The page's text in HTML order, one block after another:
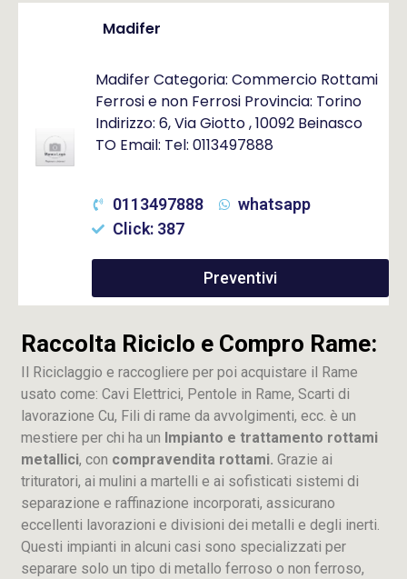
Madifer
Madifer Categoria: Commercio Rottami
Ferrosi e non Ferrosi Provincia: Torino
Indirizzo: 6, Via Giotto , 10092 Beinasco
TO Email: Tel: 0113497888
0113497888
whatsapp
Click: 387
Preventivi
Raccolta Riciclo e Compro Rame:
Il Riciclaggio e raccogliere per poi acquistare il Rame
usato come: Cavi Elettrici, Pentole in Rame, Scarti di
lavorazione Cu, Fili di rame da avvolgimenti, ecc. è un
mestiere per chi ha un Impianto e trattamento rottami
metallici, con compravendita rottami. Grazie ai
trituratori, ai mulini a martelli e ai sofisticati sistemi di
separazione e raffinazione incorporati, assicurano
eccellenti lavorazioni e divisioni dei metalli e degli inerti.
Questi impianti in alcuni casi sono specializzati per
separare solo un tipo di metallo ferroso o non ferroso,